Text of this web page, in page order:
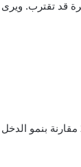
قد تقترب. ويرى
يربط كيوساكي توقعاته بتزايد الضغوط في سوق الإسكان الأمريكي. تشير بيانات